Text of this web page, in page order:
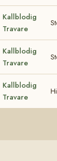
Kallblodig
Travare
Kallblodig
Travare
Kallblodig
Travare